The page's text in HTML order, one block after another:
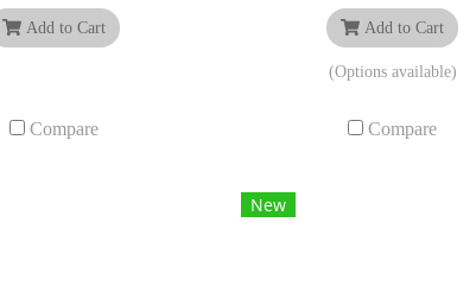
Add to Cart
Compare
Add to Cart
(Options available)
Compare
New